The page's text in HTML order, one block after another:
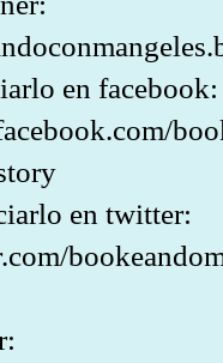
en facebook:
en twitter: